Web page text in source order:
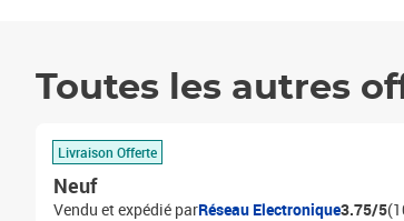
Toutes les autres
Livraison Offerte
Neuf
Vendu et expédié parRéseau Electronique3.75/5